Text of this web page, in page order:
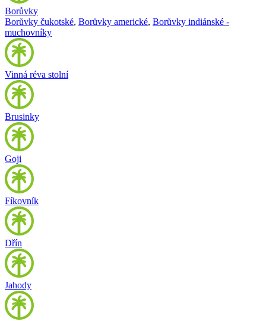
Borůvky
Borůvky čukotské, Borůvky americké, Borůvky indiánské -
muchovníky
Vinná réva stolní
Brusinky
Goji
Fíkovník
Dřín
Jahody